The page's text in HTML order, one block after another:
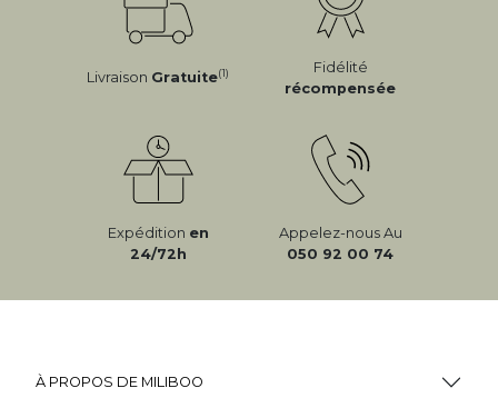
Livraison Gratuite(1)
Fidélité
récompensée
Expédition en
24/72h
Appelez-nous Au
050 92 00 74
À PROPOS DE MILIBOO